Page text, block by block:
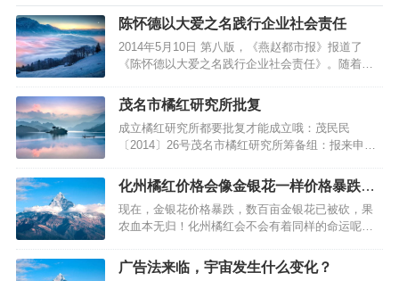
陈怀德以大爱之名践行企业社会责任
2014年5月10日 第八版，《燕赵都市报》报道了
《陈怀德以大爱之名践行企业社会责任》。随着每
残日，即将到来，新一轮的慈善氛围悄然升起，且
2014年4月25日，第十一届中国慈善榜颁奖仪式热潮
尚未退去。《燕赵都市报》又报道了陈怀德先生的
大爱企业责任感。…
茂名市橘红研究所批复
成立橘红研究所都要批复才能成立哦：茂民民
〔2014〕26号茂名市橘红研究所筹备组：报来申请
国务院《民办非企业单位登记管理暂行条例》的规
定，同意茂名市橘红研究所成立登记，具备法人资
格，发给《民办非企业单位（法人）登记证书》。
请按有关规定履行民办非企业单位法人…
化州橘红价格会像金银花一样价格暴跌
吗？
现在，金银花价格暴跌，数百亩金银花已被砍，果
农血本无归！化州橘红会不会有着同样的命运呢？
一名出自《本草纲目》，由于忍冬花初开为白色，
后转为黄色，因此得名金银花。金银花与山银花的
广告法来临，宇宙发生什么变化？